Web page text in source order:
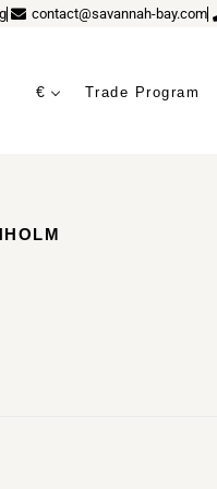
contact@savannah-bay.com
€ Trade Program